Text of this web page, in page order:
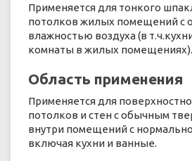
Применяется для тонкого
потолков жилых помещений с
влажностью воздуха (в
комнаты в жилых помещениях).
Область применения
Применяется для
потолков и стен с обычным
внутри помещений с
включая кухни и ванные.